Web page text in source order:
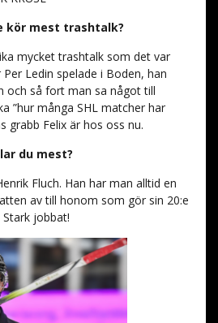
kör mest trashtalk?
mycket trashtalk som det var
Ledin spelade i Boden, han
och så fort man sa något till
”hur många SHL matcher har
grabb Felix är hos oss nu.
du mest?
Fluch. Han har man alltid en
av till honom som gör sin 20:e
jobbat!